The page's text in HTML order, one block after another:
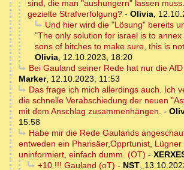
sind, die man "aushungern" lassen
gezielte Strafverfolgung? - Olivia,
Und hier wird die "Lösung" bereits
"The only solution for israel is to
sons of bitches to make sure, this is
Olivia, 12.10.2023, 18:20
Bei Gauland seiner Rede hat nur die
Marker, 12.10.2023, 11:53
Das frage ich mich allerdings auch. Ich
die schnelle Verabschiedung der neuen
mit dem Anschlag zusammenhängen. -
15:58
Habe mir die Rede Gaulands
entweden ein Pharisäer,Opprtunist,
uninformiert, einfach dumm. (OT) -
+10 !!! Gauland (oT) - NST,